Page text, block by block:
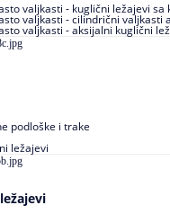
valjkasti - kuglični ležajevi
valjkasti - cilindrični valjkasti
valjkasti - aksijalni kuglični
podloške i trake
ležajevi